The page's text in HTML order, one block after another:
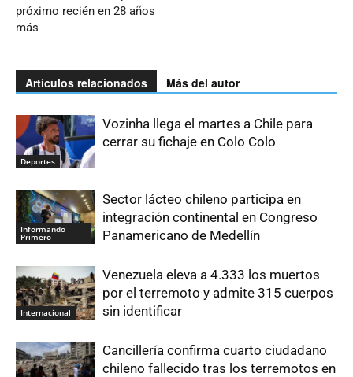
próximo recién en 28 años
más
Artículos relacionados Más del autor
Deportes
Vozinha llega el martes a Chile para
cerrar su fichaje en Colo Colo
Informando
Primero
Sector lácteo chileno participa en
integración continental en Congreso
Panamericano de Medellín
Internacional
Venezuela eleva a 4.333 los muertos
por el terremoto y admite 315 cuerpos
sin identificar
Cancillería confirma cuarto ciudadano
chileno fallecido tras los terremotos en